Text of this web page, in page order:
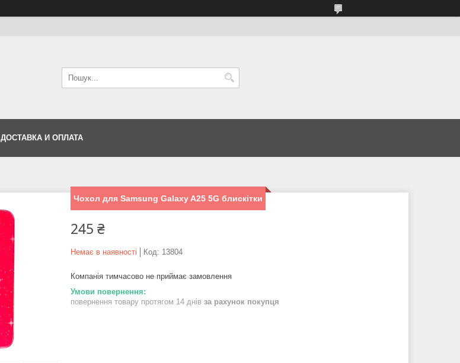
ДОСТАВКА И ОПЛАТА
Чохол для Samsung Galaxy A25 5G блискітки
245 ₴
Немає в наявності Код: 13804
Компанія тимчасово не приймає замовлення
повернення товару протягом 14 днів за рахунок покупця